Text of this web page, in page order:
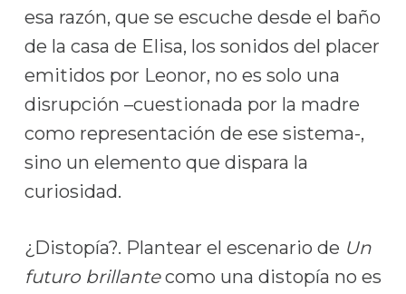
esa razón, que se escuche desde el baño
de la casa de Elisa, los sonidos del placer
emitidos por Leonor, no es solo una
disrupción –cuestionada por la madre
como representación de ese sistema-,
sino un elemento que dispara la
curiosidad.
¿Distopía?. Plantear el escenario de Un
futuro brillantecomo una distopía no es